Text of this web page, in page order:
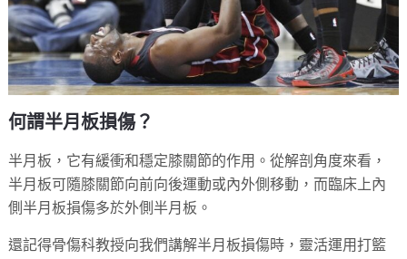
何謂半月板損傷？
半月板，它有緩衝和穩定膝關節的作用。從解剖角度來看，
半月板可隨膝關節向前向後運動或內外側移動，而臨床上內
側半月板損傷多於外側半月板。
還記得骨傷科教授向我們講解半月板損傷時，靈活運用打籃